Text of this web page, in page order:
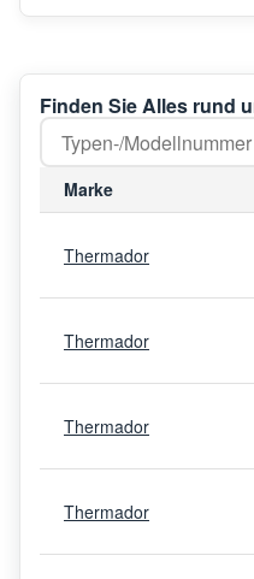
Finden Sie Alles rund
Marke
Thermador
Thermador
Thermador
Thermador